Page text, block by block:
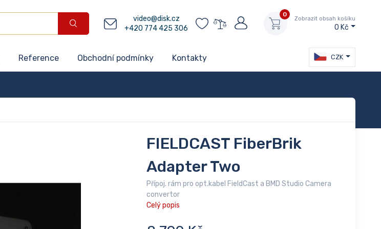
video@disk.cz
+420 774 425 306
0
Zobrazit obsah košíku
0 Kč
Reference Obchodní podmínky Kontakty CZK
FIELDCAST FiberBrik
Adapter Two
Přípoj. rám pro opt.kabel FieldCast a BMD Studio Camera
convertor
Celý popis